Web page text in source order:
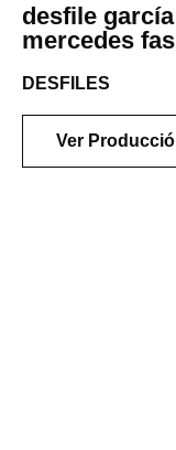
desfile
mercedes
DESFILES
Ver